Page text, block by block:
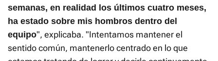
semanas, en realidad los últimos cuatro meses,
ha estado sobre mis hombros dentro del
equipo", explicaba. "Intentamos mantener el
sentido común, mantenerlo centrado en lo que